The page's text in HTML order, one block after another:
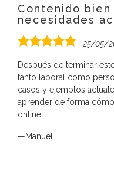
Contenido
necesidades
5,0
25/05/
Después de terminar
tanto laboral como
casos y ejemplos
aprender de forma
online.
Manuel